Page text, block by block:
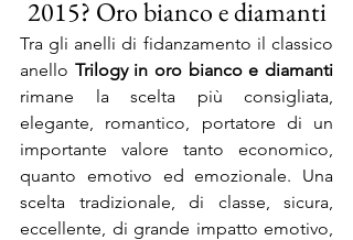
2015? Oro bianco e diamanti
Tra gli anelli di fidanzamento il classico
anello Trilogy in oro bianco e diamanti
rimane la scelta più consigliata,
elegante, romantico, portatore di un
importante valore tanto economico,
quanto emotivo ed emozionale. Una
scelta tradizionale, di classe, sicura,
eccellente, di grande impatto emotivo,